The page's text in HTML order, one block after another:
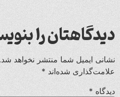
دیدگاهتان را
نشانی ایمیل شما منتشر نخواهد شد.
علامت‌گذاری شده‌اند*
دیدگاه *